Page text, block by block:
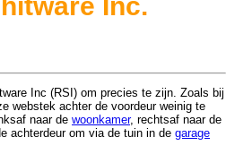
Inc (RSI) om precies te zijn. Zoals bij
webstek achter de voordeur weinig te
naar de woonkamer, rechtsaf naar de
achterdeur om via de tuin in de garage